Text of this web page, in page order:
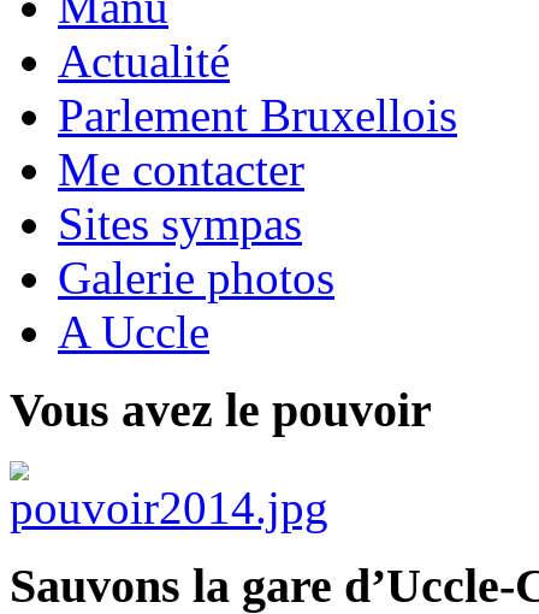
Actualité
Parlement Bruxellois
Me contacter
Sites sympas
Galerie photos
A Uccle
Vous avez le pouvoir
Sauvons la gare d’Uccle-